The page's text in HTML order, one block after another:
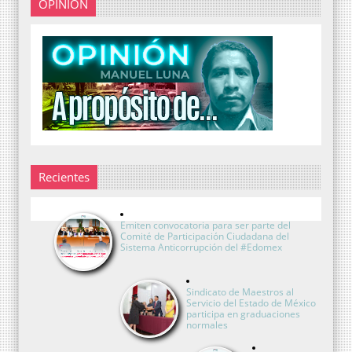
OPINIÓN
Recientes
Emiten convocatoria para ser parte del
Comité de Participación Ciudadana del
Sistema Anticorrupción del #Edomex
Sindicato de Maestros al
Servicio del Estado de México
participa en graduaciones
normales